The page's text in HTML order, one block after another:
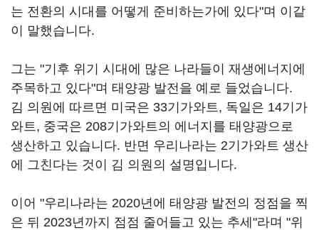
는 전환의 시대를 어떻게 준비하는가에 있다"며 이같
이 말했습니다.
그는 "기후 위기 시대에 많은 나라들이 재생에너지에
주목하고 있다"며 태양광 발전을 예로 들었습니다.
김 의원에 따르면 미국은 33기가와트, 독일은 14기가
와트, 중국은 208기가와트의 에너지를 태양광으로
생산하고 있습니다. 반면 우리나라는 2기가와트 생산
에 그친다는 것이 김 의원의 설명입니다.
이어 "우리나라는 2020년에 태양광 발전의 정점을 찍
은 뒤 2023년까지 점점 줄어들고 있는 추세"라며 "위